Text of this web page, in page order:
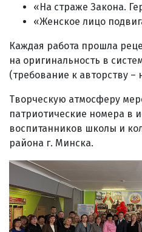
«На страже Закона.
«Женское лицо
Каждая работа прошла
на оригинальность в
(требование к авторству –
Творческую атмосферу
патриотические номера в
воспитанников школы и
района г. Минска.